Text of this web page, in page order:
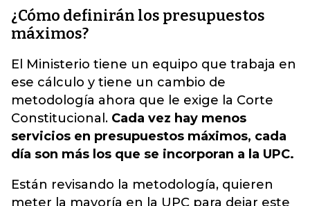
¿Cómo definirán los presupuestos
máximos?
El Ministerio tiene un equipo que trabaja en
ese cálculo y tiene un cambio de
metodología ahora que le exige la Corte
Constitucional. Cada vez hay menos
servicios en presupuestos máximos, cada
día son más los que se incorporan a la UPC.
Están revisando la metodología, quieren
meter la mayoría en la UPC para dejar este